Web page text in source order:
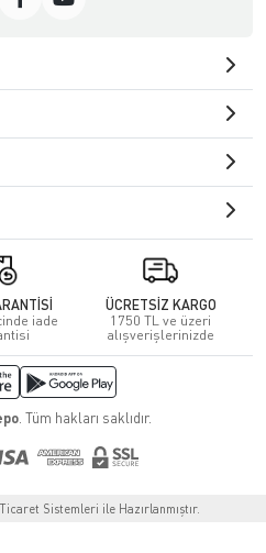
iade
ÜCRETSİZ KARGO
1750 TL ve üzeri
alışverişlerinizde
. Tüm hakları saklıdır.
Sistemleri ile Hazırlanmıştır.